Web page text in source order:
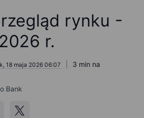
rynku -
r.
18 maja 2026 06:07
3 min na
Bank